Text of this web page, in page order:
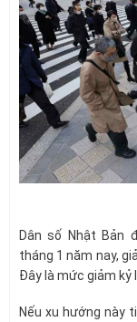
Dân số Nhật Bản
tháng 1 năm nay,
Đây là mức giảm kỷ
Nếu xu hướng này